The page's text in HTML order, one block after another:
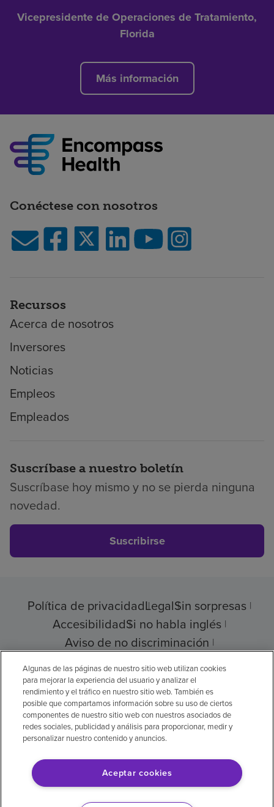
Vicepresidente de Operaciones de Tratamiento,
Florida
Más información
Conéctese con nosotros
Recursos
Acerca de nosotros
Inversores
Noticias
Empleos
Empleados
Suscríbase a nuestro boletín
Suscríbase hoy mismo y no se pierda ninguna
novedad.
Suscribirse
Política de privacidadLegalSin sorpresas
AccesibilidadSi no habla inglés
Aviso de no discriminación
Cumplimiento de los proveedores
© 2026 Encompass Health Corporation
Preferencias de cookies
Aviso legal: Se tradujo con la ayuda de
inteligencia artificial (IA). La versión en inglés
Algunas de las páginas de nuestro sitio web utilizan cookies
para mejorar la experiencia del usuario y analizar el
rendimiento y el tráfico en nuestro sitio web. También es
posible que compartamos información sobre su uso de ciertos
componentes de nuestro sitio web con nuestros asociados de
redes sociales, publicidad y análisis para proporcionar, medir y
personalizar nuestro contenido y anuncios.
Aceptar cookies